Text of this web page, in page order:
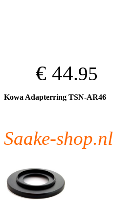
€ 44.95
Kowa Adapterring TSN-AR46
Saake-shop.nl